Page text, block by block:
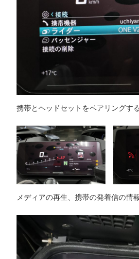
携帯とヘッドセットをペアリングす
メディアの再生、携帯の発着信の情